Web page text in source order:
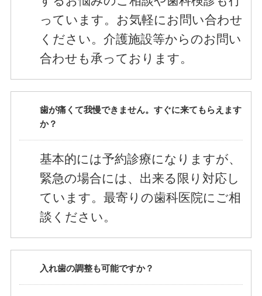
っています。お気軽にお問い合わせ
ください。介護施設等からのお問い
合わせも承っております。
歯が痛くて我慢できません。すぐに来てもらえます
か？
基本的には予約診療になりますが、
緊急の場合には、出来る限り対応し
ています。最寄りの歯科医院にご相
談ください。
入れ歯の調整も可能ですか？